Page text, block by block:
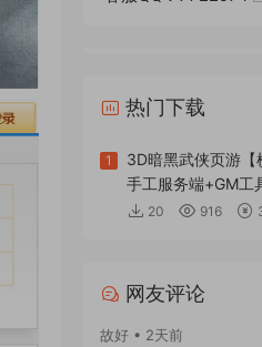
热门下载
1
3D暗黑武侠页游
手工服务端+GM工
20 916
网友评论
故好 • 2天前